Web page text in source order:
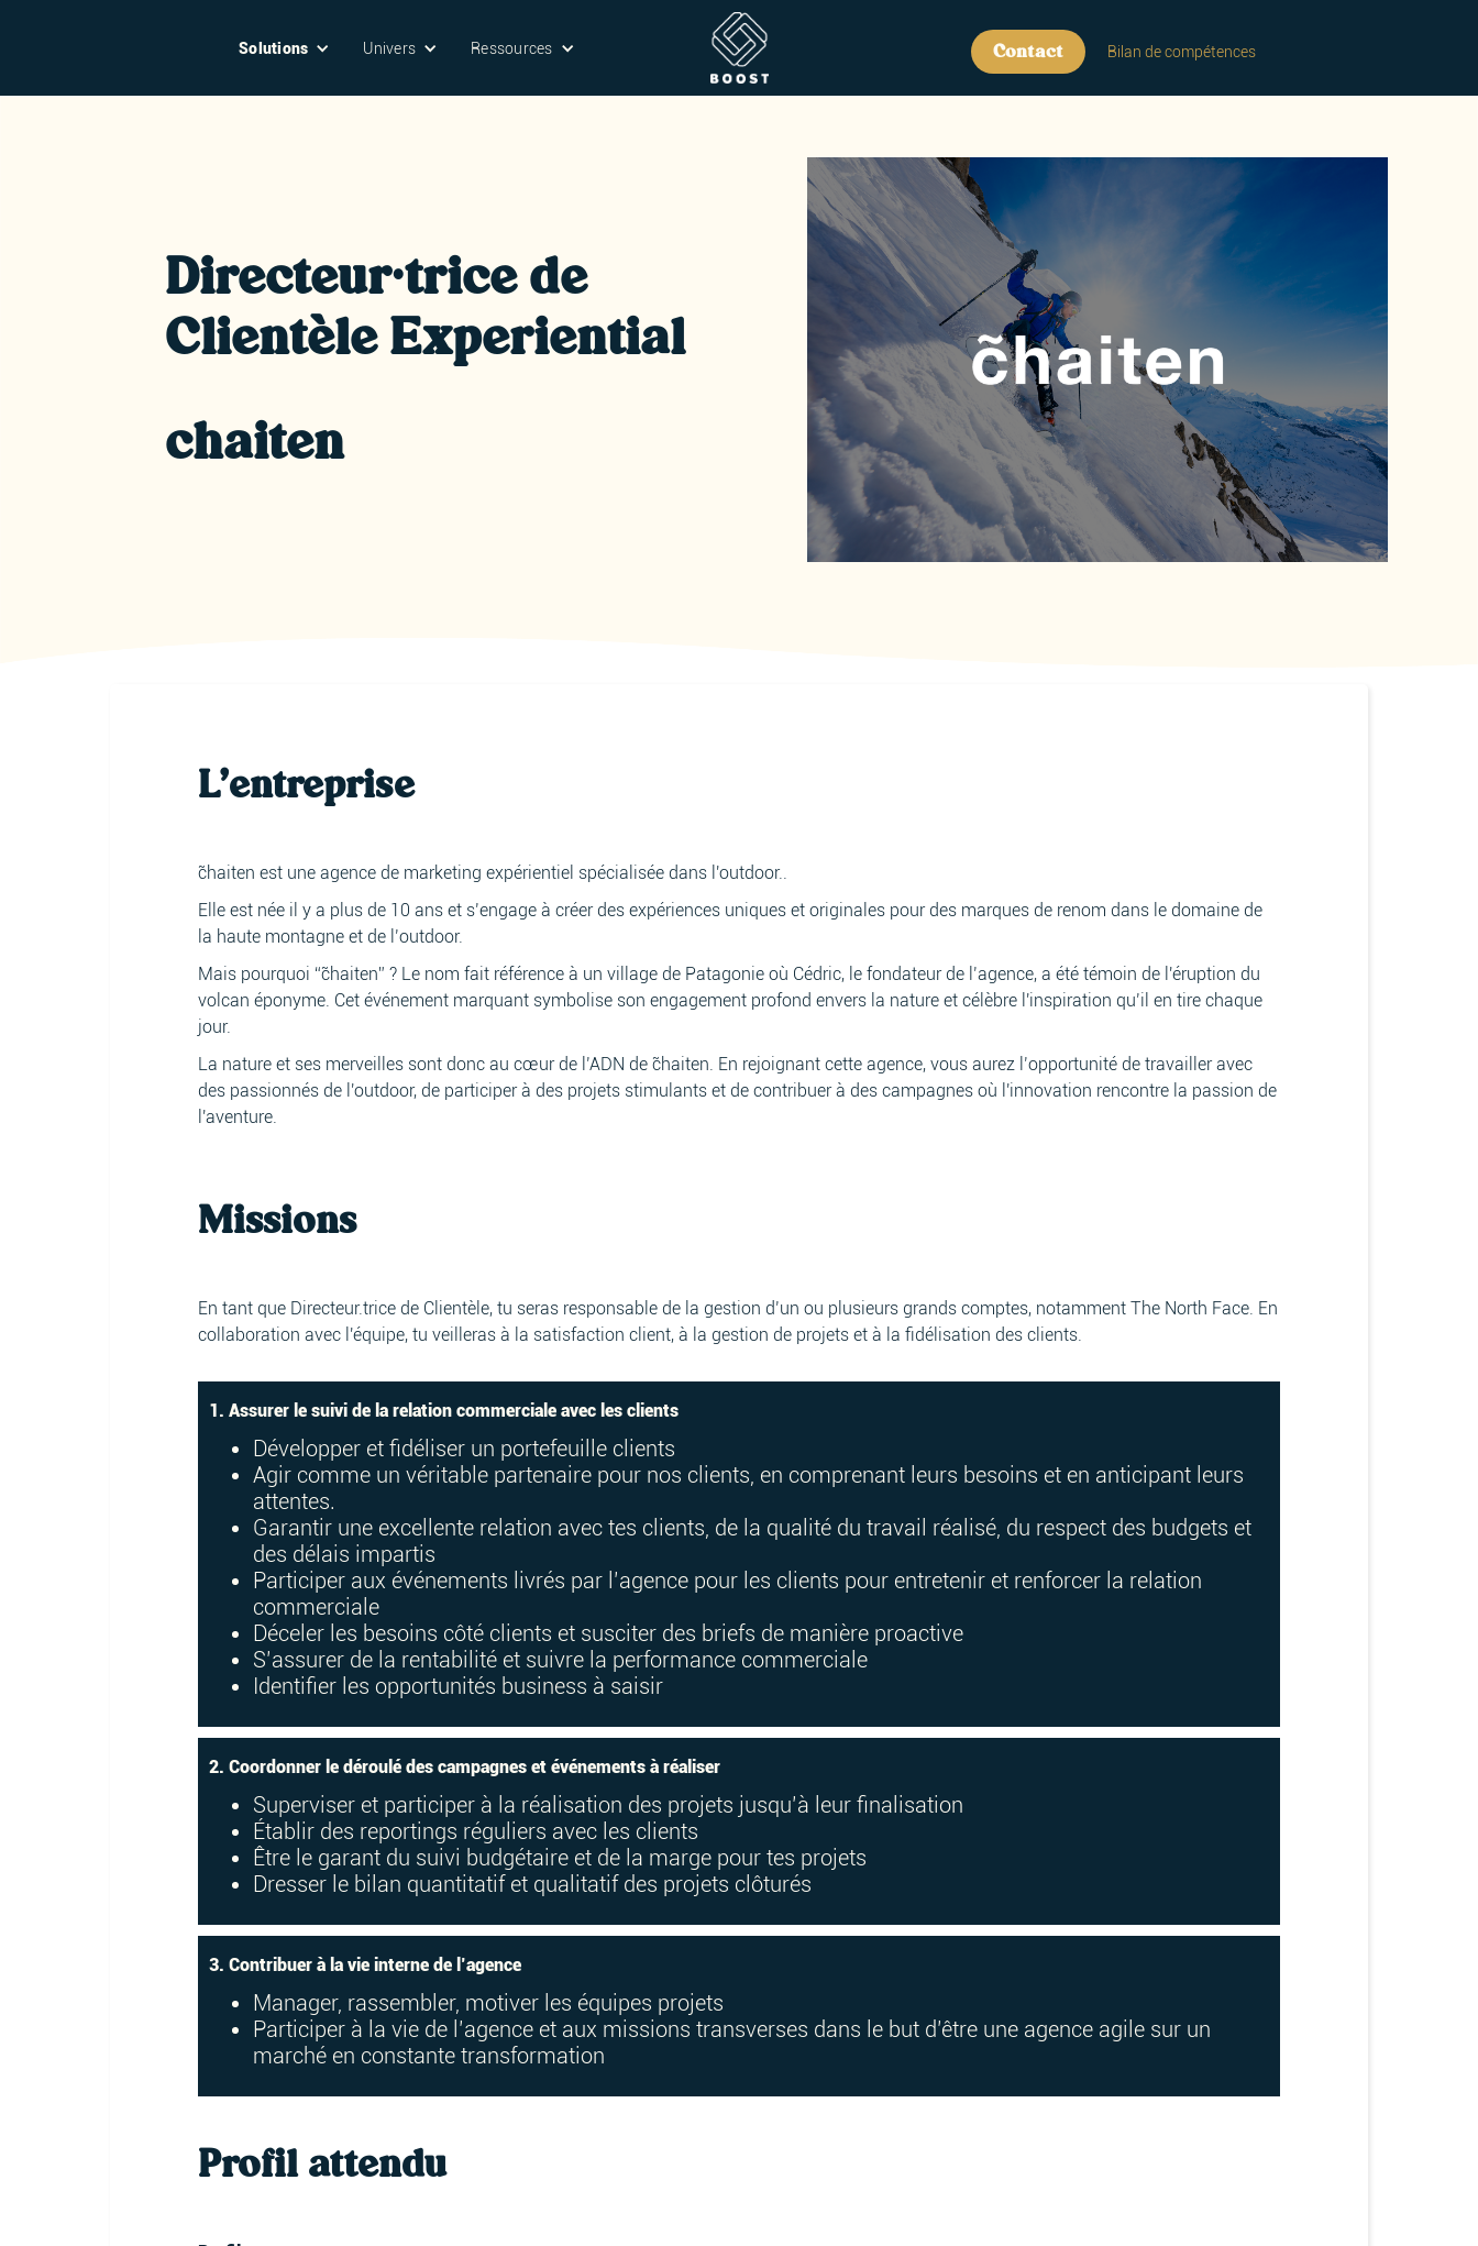
Solutions Univers Ressources Contact Bilan de compétences
Directeur·trice de
Clientèle Experiential
chaiten
L'entreprise
c̃haiten est une agence de marketing expérientiel spécialisée dans l'outdoor..
Elle est née il y a plus de 10 ans et s’engage à créer des expériences uniques et originales pour des marques de renom dans le domaine de
la haute montagne et de l’outdoor.
Mais pourquoi “c̃haiten” ? Le nom fait référence à un village de Patagonie où Cédric, le fondateur de l’agence, a été témoin de l'éruption du
volcan éponyme. Cet événement marquant symbolise son engagement profond envers la nature et célèbre l'inspiration qu’il en tire chaque
jour.
La nature et ses merveilles sont donc au cœur de l’ADN de c̃haiten. En rejoignant cette agence, vous aurez l’opportunité de travailler avec
des passionnés de l'outdoor, de participer à des projets stimulants et de contribuer à des campagnes où l'innovation rencontre la passion de
l'aventure.
Missions
En tant que Directeur.trice de Clientèle, tu seras responsable de la gestion d’un ou plusieurs grands comptes, notamment The North Face. En
collaboration avec l'équipe, tu veilleras à la satisfaction client, à la gestion de projets et à la fidélisation des clients.
1. Assurer le suivi de la relation commerciale avec les clients
Développer et fidéliser un portefeuille clients
Agir comme un véritable partenaire pour nos clients, en comprenant leurs besoins et en anticipant leurs
attentes.
Garantir une excellente relation avec tes clients, de la qualité du travail réalisé, du respect des budgets et
des délais impartis
Participer aux événements livrés par l’agence pour les clients pour entretenir et renforcer la relation
commerciale
Déceler les besoins côté clients et susciter des briefs de manière proactive
S’assurer de la rentabilité et suivre la performance commerciale
Identifier les opportunités business à saisir
2. Coordonner le déroulé des campagnes et événements à réaliser
Superviser et participer à la réalisation des projets jusqu’à leur finalisation
Établir des reportings réguliers avec les clients
Être le garant du suivi budgétaire et de la marge pour tes projets
Dresser le bilan quantitatif et qualitatif des projets clôturés
3. Contribuer à la vie interne de l’agence
Manager, rassembler, motiver les équipes projets
Participer à la vie de l’agence et aux missions transverses dans le but d’être une agence agile sur un
marché en constante transformation
Profil attendu